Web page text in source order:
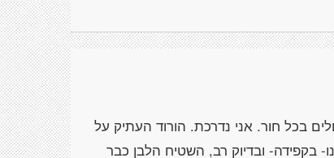
בכל חור. אני נדרכת. הורוד העתיק על
בקפידה- ובדיוק רב, השטיח הלבן כבר